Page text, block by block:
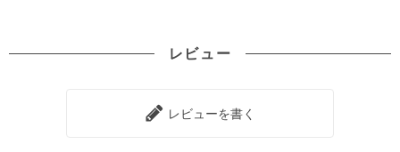
レビュー
レビューを書く